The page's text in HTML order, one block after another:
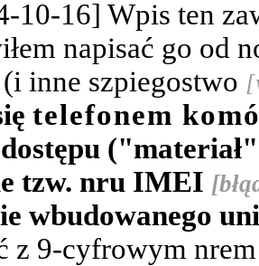
10-16] Wpis ten
napisać go od
(i inne szpiegostwo
telefonem
tzw. nru IMEI
wbudowanego
z 9-cyfrowym